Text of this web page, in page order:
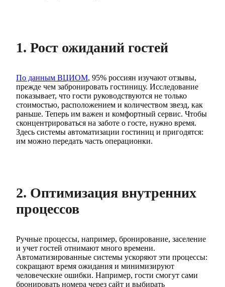
1. Рост ожиданий гостей
По данным ВЦИОМ, 95% россиян изучают отзывы,
прежде чем забронировать гостиницу. Исследование
показывает, что гости руководствуются не только
стоимостью, расположением и количеством звезд, как
раньше. Теперь им важен и комфортный сервис. Чтобы
сконцентрироваться на заботе о госте, нужно время.
Здесь системы автоматизации гостиниц и пригодятся:
им можно передать часть операционки.
2. Оптимизация внутренних
процессов
Ручные процессы, например, бронирование, заселение
и учет гостей отнимают много времени.
Автоматизированные системы ускоряют эти процессы:
сокращают время ожидания и минимизируют
человеческие ошибки. Например, гости смогут сами
бронировать номера через сайт и выбирать